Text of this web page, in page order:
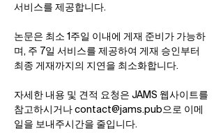
서비스를 제공합니다.
논문은 최소 1주일 이내에 게재 준비가 가능하
며, 주 7일 서비스를 제공하여 게재 승인부터
최종 게재까지의 지연을 최소화합니다.
자세한 내용 및 견적 요청은 JAMS 웹사이트를
참고하시거나​ contact@jams.pub으로 이메
일을 보내주시간을 줄입니다.